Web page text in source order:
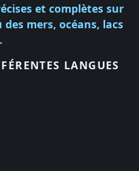
et complètes sur
mers, océans, lacs
LANGUES